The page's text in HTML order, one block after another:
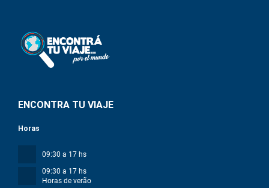
ENCONTRA TU VIAJE
Horas
09:30 a 17 hs
09:30 a 17 hs
Horas de verão